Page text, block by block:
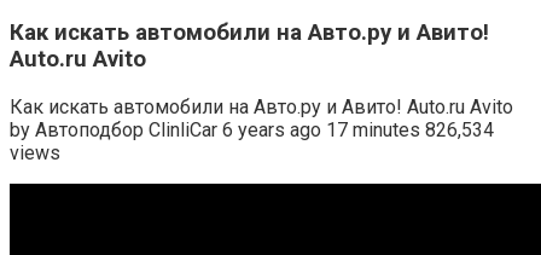
Как искать автомобили на Авто.ру и Авито!
Auto.ru Avito
Как искать автомобили на Авто.ру и Авито! Auto.ru Avito
by Автоподбор ClinliCar 6 years ago 17 minutes 826,534
views